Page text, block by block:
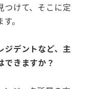
つけて、そこに定
。
ジデントなど、主
できますか？